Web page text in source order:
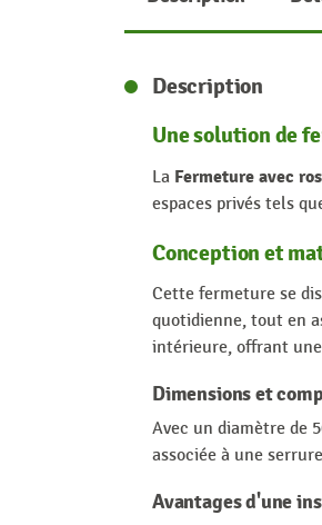
Description
Une solution de
La Fermeture avec
espaces privés tels
Conception et
Cette fermeture se
quotidienne, tout en
intérieure, offrant
Dimensions et
Avec un diamètre de
associée à une
Avantages d'une